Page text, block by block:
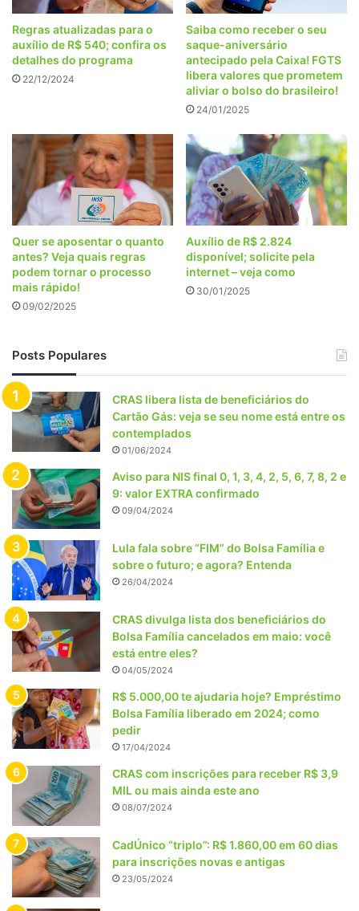
Regras atualizadas para o
auxílio de R$ 540; confira os
detalhes do programa
22/12/2024
Saiba como receber o seu
saque-aniversário
antecipado pela Caixa! FGTS
libera valores que prometem
aliviar o bolso do brasileiro!
24/01/2025
Quer se aposentar o quanto
antes? Veja quais regras
podem tornar o processo
mais rápido!
09/02/2025
Auxílio de R$ 2.824
disponível; solicite pela
internet – veja como
30/01/2025
Posts Populares
CRAS libera lista de beneficiários do
Cartão Gás: veja se seu nome está entre os
contemplados
01/06/2024
Aviso para NIS final 0, 1, 3, 4, 2, 5, 6, 7, 8, 2 e
9: valor EXTRA confirmado
09/04/2024
Lula fala sobre “FIM” do Bolsa Família e
sobre o futuro; e agora? Entenda
26/04/2024
CRAS divulga lista dos beneficiários do
Bolsa Família cancelados em maio: você
está entre eles?
04/05/2024
R$ 5.000,00 te ajudaria hoje? Empréstimo
Bolsa Família liberado em 2024; como
pedir
17/04/2024
CRAS com inscrições para receber R$ 3,9
MIL ou mais ainda este ano
08/07/2024
CadÚnico “triplo”: R$ 1.860,00 em 60 dias
para inscrições novas e antigas
23/05/2024